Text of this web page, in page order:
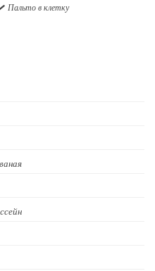
Пальто в клетку